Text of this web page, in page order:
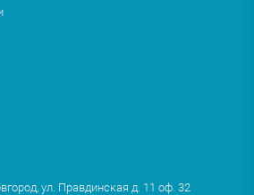
ул. Правдинская д. 11 оф. 32